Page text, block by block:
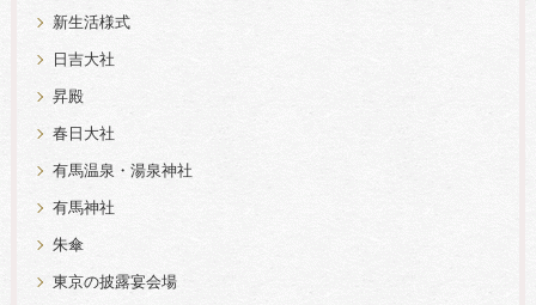
新生活様式
日吉大社
昇殿
春日大社
有馬温泉・湯泉神社
有馬神社
朱傘
東京の披露宴会場